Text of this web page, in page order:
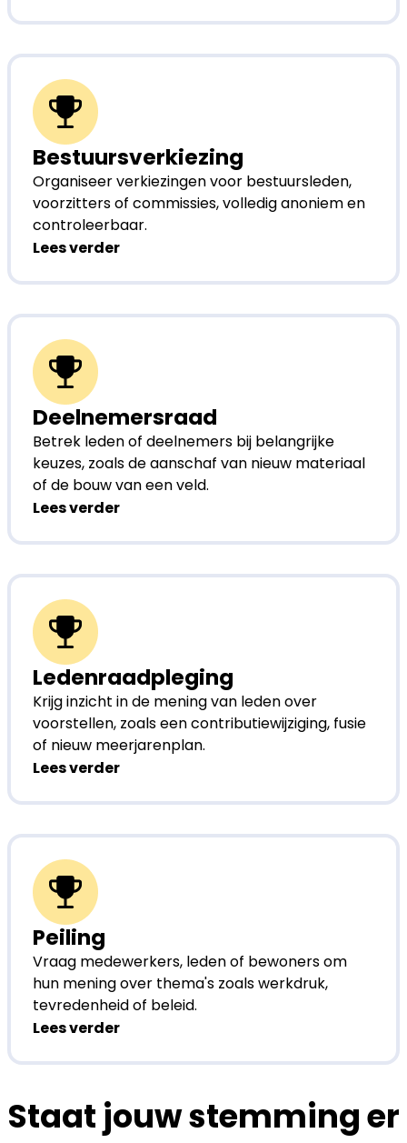
Bestuursverkiezing
Organiseer verkiezingen voor bestuursleden,
voorzitters of commissies, volledig anoniem en
controleerbaar.
Lees verder
Deelnemersraad
Betrek leden of deelnemers bij belangrijke
keuzes, zoals de aanschaf van nieuw materiaal
of de bouw van een veld.
Lees verder
Ledenraadpleging
Krijg inzicht in de mening van leden over
voorstellen, zoals een contributiewijziging, fusie
of nieuw meerjarenplan.
Lees verder
Peiling
Vraag medewerkers, leden of bewoners om
hun mening over thema's zoals werkdruk,
tevredenheid of beleid.
Lees verder
Staat jouw stemming er